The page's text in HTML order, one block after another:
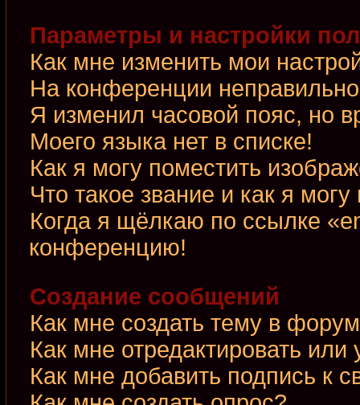
Параметры и настройки
Как мне изменить мои
На конференции
Я изменил часовой пояс, но
Моего языка нет в списке!
Как я могу поместить
Что такое звание и как я могу
Когда я щёлкаю по ссылке
конференцию!
Создание сообщений
Как мне создать тему в
Как мне отредактировать
Как мне добавить подпись к